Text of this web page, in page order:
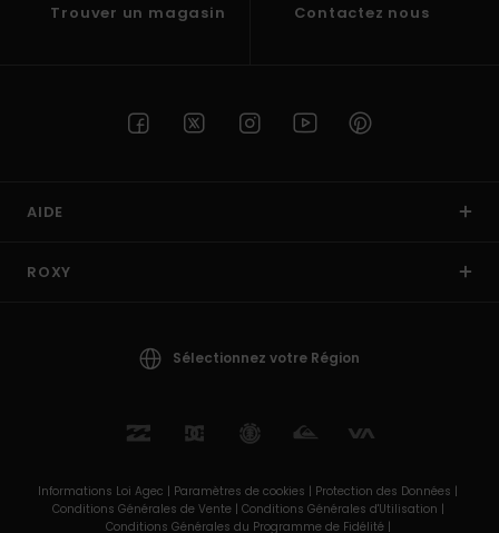
Trouver un magasin Contactez nous
AIDE
ROXY
Sélectionnez votre Région
Informations Loi Agec | Paramètres de cookies | Protection des Données |
Conditions Générales de Vente | Conditions Générales d'Utilisation |
Conditions Générales du Programme de Fidélité |